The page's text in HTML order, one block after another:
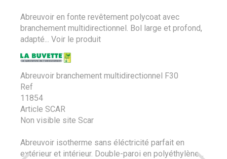
Abreuvoir en fonte revêtement polycoat avec
branchement multidirectionnel. Bol large et profond,
adapté...
Voir le produit
Abreuvoir branchement multidirectionnel F30
Ref
11854
Article SCAR
Non visible site Scar
Abreuvoir isotherme sans éléctricité parfait en
extérieur et intérieur. Double-paroi en polyéthylène...